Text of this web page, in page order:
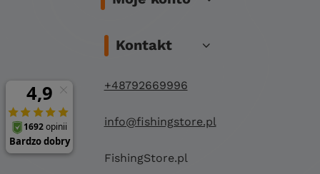
Kontakt
+48792669996
info@fishingstore.pl
FishingStore.pl